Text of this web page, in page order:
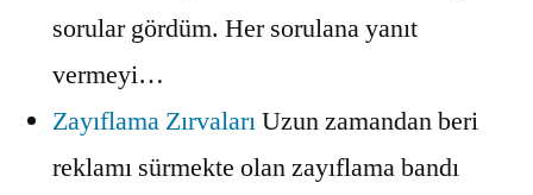
sorular gördüm. Her sorulana yanıt
vermeyi…
Zayıflama ZırvalarıUzun zamandan beri
reklamı sürmekte olan zayıflama bandı